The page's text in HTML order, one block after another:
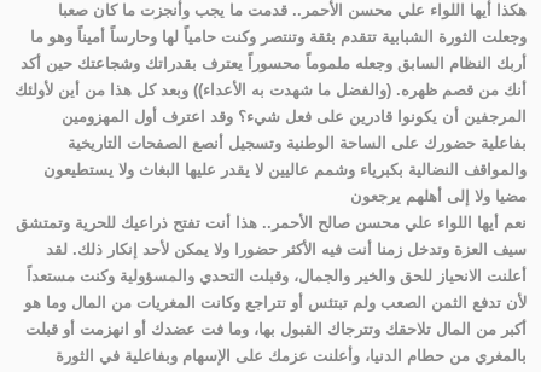
هكذا أيها اللواء علي محسن الأحمر.. قدمت ما يجب وأنجزت ما كان صعبا
وجعلت الثورة الشبابية تتقدم بثقة وتنتصر وكنت حامياً لها وحارساً أميناً وهو ما
أربك النظام السابق وجعله ملموماً محسوراً يعترف بقدراتك وشجاعتك حين أكد
أنك من قصم ظهره. (والفضل ما شهدت به الأعداء)) وبعد كل هذا من أين لأولئك
المرجفين أن يكونوا قادرين على فعل شيء؟ وقد اعترف أول المهزومين
بفاعلية حضورك على الساحة الوطنية وتسجيل أنصع الصفحات التاريخية
والمواقف النضالية بكبرياء وشمم عاليين لا يقدر عليها البغاث ولا يستطيعون
مضيا ولا إلى أهلهم يرجعون
نعم أيها اللواء علي محسن صالح الأحمر.. هذا أنت تفتح ذراعيك للحرية وتمتشق
سيف العزة وتدخل زمنا أنت فيه الأكثر حضورا ولا يمكن لأحد إنكار ذلك. لقد
أعلنت الانحياز للحق والخير والجمال، وقبلت التحدي والمسؤولية وكنت مستعداً
لأن تدفع الثمن الصعب ولم تبتئس أو تتراجع وكانت المغريات من المال وما هو
أكبر من المال تلاحقك وتترجاك القبول بها، وما فت عضدك أو انهزمت أو قبلت
بالمغري من حطام الدنيا، وأعلنت عزمك على الإسهام وبفاعلية في الثورة